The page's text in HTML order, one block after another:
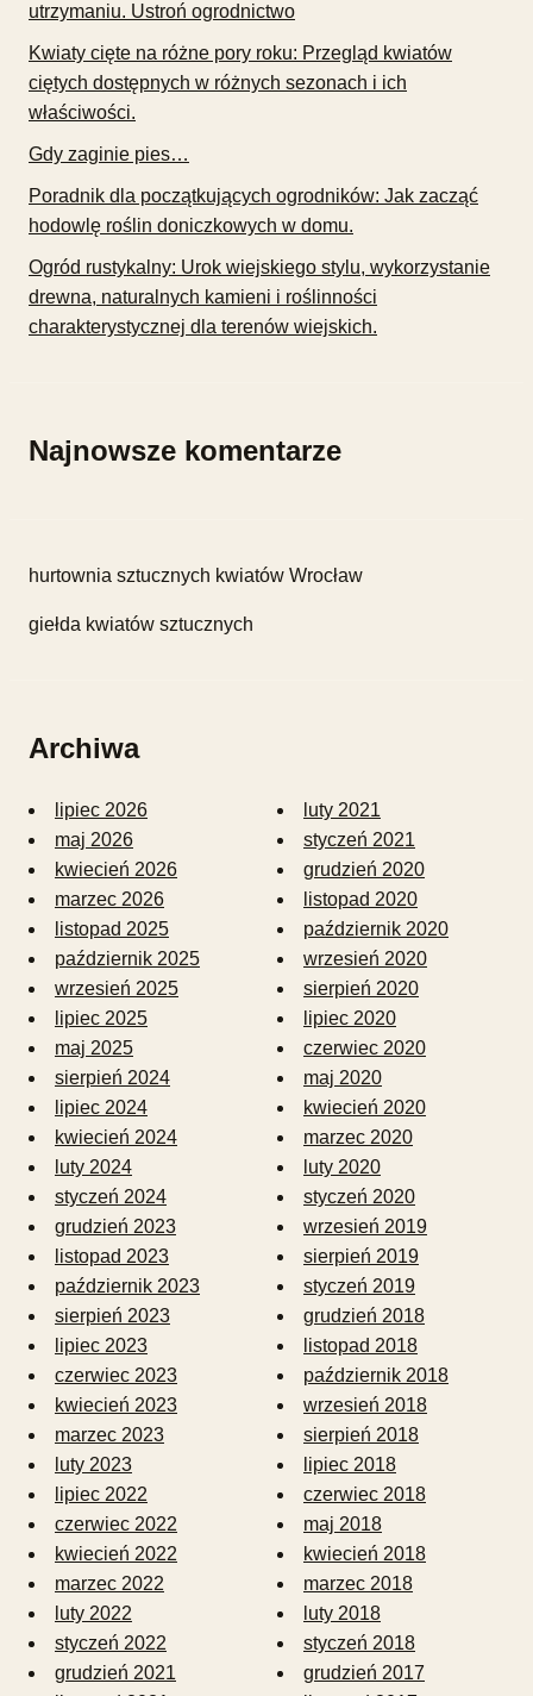
utrzymaniu. Ustroń ogrodnictwo
Kwiaty cięte na różne pory roku: Przegląd kwiatów
ciętych dostępnych w różnych sezonach i ich
właściwości.
Gdy zaginie pies…
Poradnik dla początkujących ogrodników: Jak zacząć
hodowlę roślin doniczkowych w domu.
Ogród rustykalny: Urok wiejskiego stylu, wykorzystanie
drewna, naturalnych kamieni i roślinności
charakterystycznej dla terenów wiejskich.
Najnowsze komentarze
hurtownia sztucznych kwiatów Wrocław
giełda kwiatów sztucznych
Archiwa
lipiec 2026
maj 2026
kwiecień 2026
marzec 2026
listopad 2025
październik 2025
wrzesień 2025
lipiec 2025
maj 2025
sierpień 2024
lipiec 2024
kwiecień 2024
luty 2024
styczeń 2024
grudzień 2023
listopad 2023
październik 2023
sierpień 2023
lipiec 2023
czerwiec 2023
kwiecień 2023
marzec 2023
luty 2023
lipiec 2022
czerwiec 2022
kwiecień 2022
marzec 2022
luty 2022
styczeń 2022
grudzień 2021
luty 2021
styczeń 2021
grudzień 2020
listopad 2020
październik 2020
wrzesień 2020
sierpień 2020
lipiec 2020
czerwiec 2020
maj 2020
kwiecień 2020
marzec 2020
luty 2020
styczeń 2020
wrzesień 2019
sierpień 2019
styczeń 2019
grudzień 2018
listopad 2018
październik 2018
wrzesień 2018
sierpień 2018
lipiec 2018
czerwiec 2018
maj 2018
kwiecień 2018
marzec 2018
luty 2018
styczeń 2018
grudzień 2017